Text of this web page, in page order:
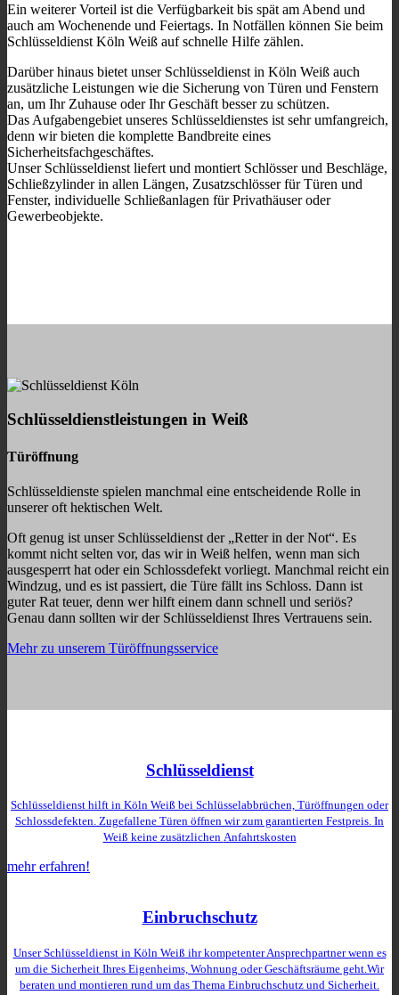
Ein weiterer Vorteil ist die Verfügbarkeit bis spät am Abend und
auch am Wochenende und Feiertags. In Notfällen können Sie beim
Schlüsseldienst Köln Weiß auf schnelle Hilfe zählen.
Darüber hinaus bietet unser Schlüsseldienst in Köln Weiß auch
zusätzliche Leistungen wie die Sicherung von Türen und Fenstern
an, um Ihr Zuhause oder Ihr Geschäft besser zu schützen.
Das Aufgabengebiet unseres Schlüsseldienstes ist sehr umfangreich,
denn wir bieten die komplette Bandbreite eines
Sicherheitsfachgeschäftes.
Unser Schlüsseldienst liefert und montiert Schlösser und Beschläge,
Schließzylinder in allen Längen, Zusatzschlösser für Türen und
Fenster, individuelle Schließanlagen für Privathäuser oder
Gewerbeobjekte.
Schlüsseldienstleistungen in Weiß
Türöffnung
Schlüsseldienste spielen manchmal eine entscheidende Rolle in
unserer oft hektischen Welt.
Oft genug ist unser Schlüsseldienst der „Retter in der Not“. Es
kommt nicht selten vor, das wir in Weiß helfen, wenn man sich
ausgesperrt hat oder ein Schlossdefekt vorliegt. Manchmal reicht ein
Windzug, und es ist passiert, die Türe fällt ins Schloss. Dann ist
guter Rat teuer, denn wer hilft einem dann schnell und seriös?
Genau dann sollten wir der Schlüsseldienst Ihres Vertrauens sein.
Mehr zu unserem Türöffnungsservice
Schlüsseldienst
Schlüsseldienst hilft in Köln Weiß bei Schlüsselabbrüchen, Türöffnungen oder
Schlossdefekten. Zugefallene Türen öffnen wir zum garantierten Festpreis. In
Weiß keine zusätzlichen Anfahrtskosten
mehr erfahren!
Einbruchschutz
Unser Schlüsseldienst in Köln Weiß ihr kompetenter Ansprechpartner wenn es
um die Sicherheit Ihres Eigenheims, Wohnung oder Geschäftsräume geht.Wir
beraten und montieren rund um das Thema Einbruchschutz und Sicherheit.